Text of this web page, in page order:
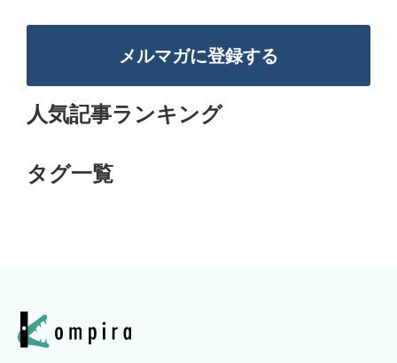
メルマガに登録する
人気記事ランキング
タグ一覧